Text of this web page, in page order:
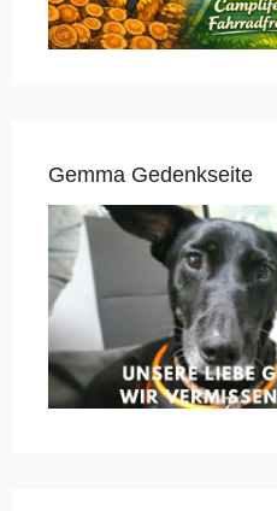
Gemma Gedenkseite